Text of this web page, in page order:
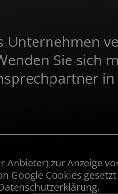
Sie sich
Anbieter) zur Anzeige
Google Cookies
.